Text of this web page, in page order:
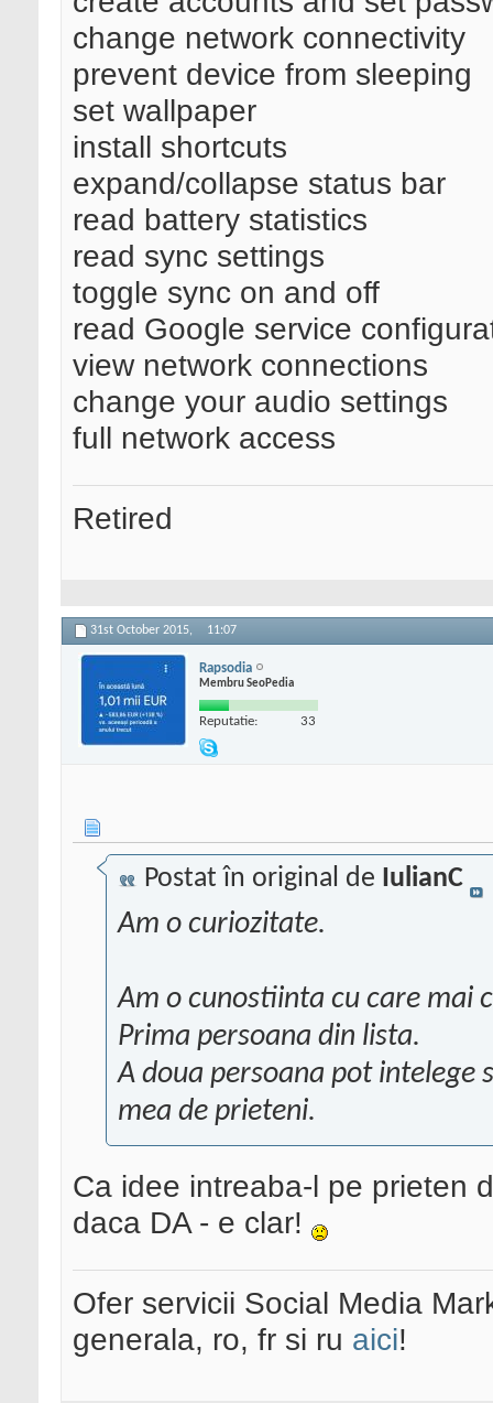
change network connectivity
prevent device from sleeping
set wallpaper
install shortcuts
expand/collapse status bar
read battery statistics
read sync settings
toggle sync on and off
read Google service
view network connections
change your audio settings
full network access
Retired
31st October 2015, 11:07
Rapsodia
Membru SeoPedia
Reputatie: 33
Postat în original de IulianC
Am o curiozitate.
Am o cunostiinta cu care mai
Prima persoana din lista.
A doua persoana pot intelege
mea de prieteni.
Ca idee intreaba-l pe prieten
daca DA - e clar!
Ofer servicii Social Media
generala, ro, fr si ru aici!